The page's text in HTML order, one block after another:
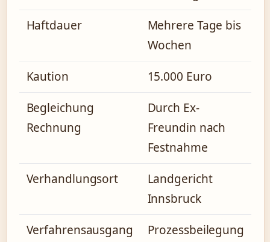
Haftdauer
Mehrere Tage bis
Wochen
Kaution
15.000 Euro
Begleichung
Rechnung
Durch Ex-
Freundin nach
Festnahme
Verhandlungsort
Landgericht
Innsbruck
Verfahrensausgang
Prozessbeilegung